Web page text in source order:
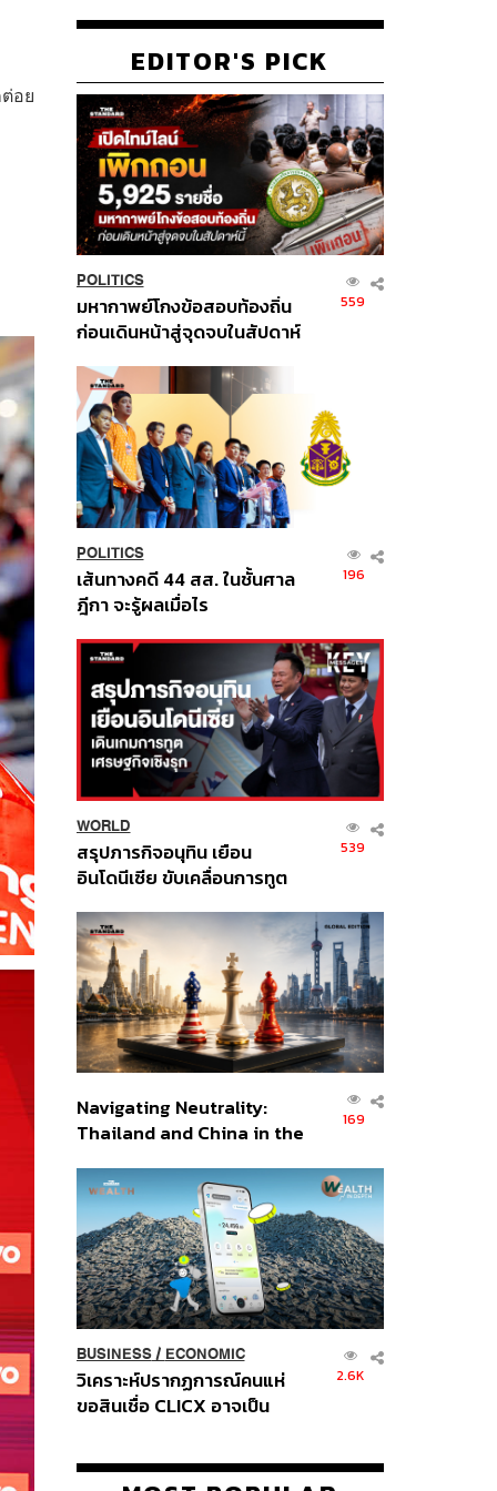
อย
EDITOR'S PICK
POLITICS
มหากาพย์โกงข้อสอบท้องถิ่น
ก่อนเดินหน้าสู่จุดจบในสัปดาห์
559
POLITICS
เส้นทางคดี 44 สส. ในชั้นศาล
ฎีกา จะรู้ผลเมื่อไร
196
WORLD
สรุปภารกิจอนุทิน เยือน
อินโดนีเซีย ขับเคลื่อนการทูต
ส่วนยุทธศาสตร์ไทย –
อินโดนีเซีย
539
Navigating Neutrality:
Thailand and China in the
Order
169
BUSINESS/ ECONOMIC
วิเคราะห์ปรากฏการณ์คนแห่
ขอสินเชื่อ CLICX อาจเป็น
ปัญหาหนี้ครัวเรือนไทยที่ถูกซุก
2.6K